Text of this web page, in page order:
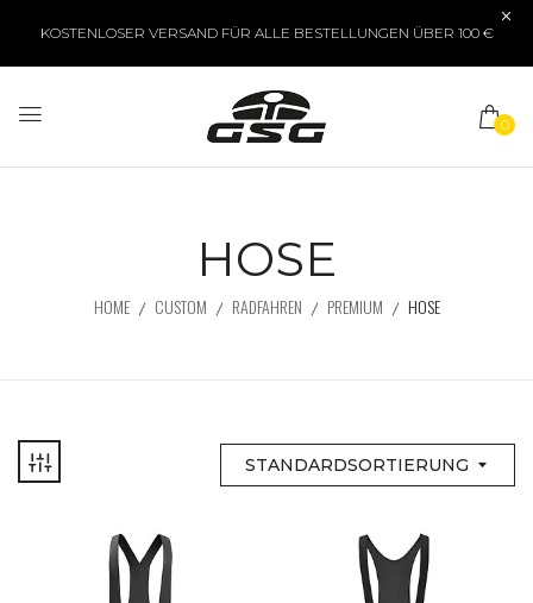
KOSTENLOSER VERSAND FÜR ALLE BESTELLUNGEN ÜBER 100 €
0
HOSE
HOME CUSTOM RADFAHREN PREMIUM HOSE
STANDARDSORTIERUNG